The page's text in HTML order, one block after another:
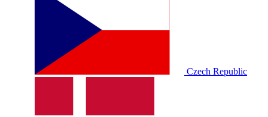
Czech Republic